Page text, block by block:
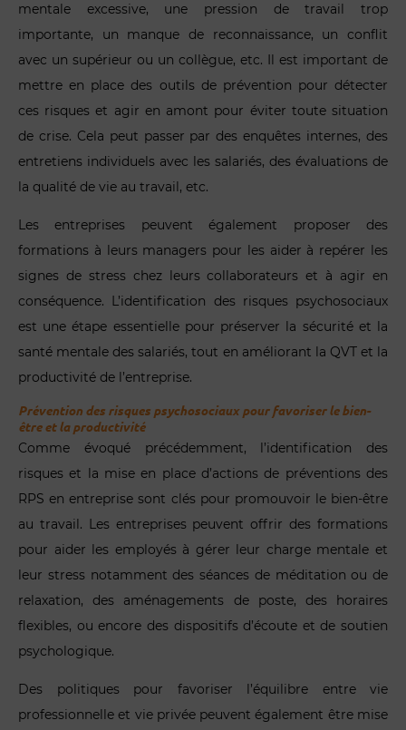
mentale excessive, une pression de travail trop
importante, un manque de reconnaissance, un conflit
avec un supérieur ou un collègue, etc. Il est important de
mettre en place des outils de prévention pour détecter
ces risques et agir en amont pour éviter toute situation
de crise. Cela peut passer par des enquêtes internes, des
entretiens individuels avec les salariés, des évaluations de
la qualité de vie au travail, etc.
Les entreprises peuvent également proposer des
formations à leurs managers pour les aider à repérer les
signes de stress chez leurs collaborateurs et à agir en
conséquence. L’identification des risques psychosociaux
est une étape essentielle pour préserver la sécurité et la
santé mentale des salariés, tout en améliorant la QVT et la
productivité de l’entreprise.
Prévention des risques psychosociaux pour favoriser le bien-
être et la productivité
Comme évoqué précédemment, l’identification des
risques et la mise en place d’actions de préventions des
RPS en entreprise sont clés pour promouvoir le bien-être
au travail. Les entreprises peuvent offrir des formations
pour aider les employés à gérer leur charge mentale et
leur stress notamment des séances de méditation ou de
relaxation, des aménagements de poste, des horaires
flexibles, ou encore des dispositifs d’écoute et de soutien
psychologique.
Des politiques pour favoriser l’équilibre entre vie
professionnelle et vie privée peuvent également être mise